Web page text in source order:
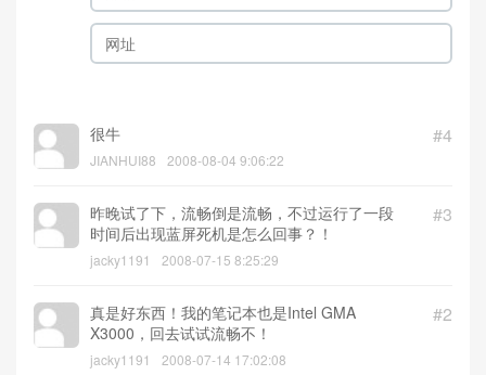
#4
很牛
JIANHUI88 2008-08-04 9:06:22
#3
昨晚试了下，流畅倒是流畅，不过运行了一段
时间后出现蓝屏死机是怎么回事？！
jacky1191 2008-07-15 8:25:29
#2
真是好东西！我的笔记本也是Intel GMA
X3000，回去试试流畅不！
jacky1191 2008-07-14 17:02:08